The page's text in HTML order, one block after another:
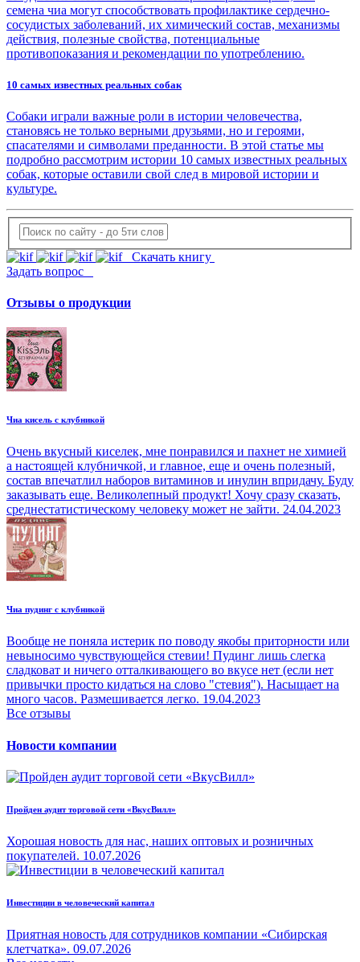
семена чиа могут способствовать профилактике сердечно-
сосудистых заболеваний, их химический состав, механизмы
действия, полезные свойства, потенциальные
противопоказания и рекомендации по употреблению.
10 самых известных реальных собак
Собаки играли важные роли в истории человечества,
становясь не только верными друзьями, но и героями,
спасателями и символами преданности. В этой статье мы
подробно рассмотрим истории 10 самых известных реальных
собак, которые оставили свой след в мировой истории и
культуре.
Скачать книгу
Задать вопрос
Отзывы о продукции
Чиа кисель с клубникой
Очень вкусный киселек, мне понравился и пахнет не химией
а настоящей клубничкой, и главное, еще и очень полезный,
состав впечатлил наборов витаминов и инулин впридачу. Буду
заказывать еще. Великолепный продукт! Хочу сразу сказать,
среднестатистическому человеку может не зайти. 24.04.2023
Чиа пудинг с клубникой
Вообще не поняла истерик по поводу якобы приторности или
невыносимо чувствующейся стевии! Пудинг лишь слегка
сладковат и ничего отталкивающего во вкусе нет (если нет
привычки просто кидаться на слово "стевия"). Насыщает на
много часов. Размешивается легко. 19.04.2023
Все отзывы
Новости компании
Пройден аудит торговой сети «ВкусВилл»
Хорошая новость для нас, наших оптовых и розничных
покупателей. 10.07.2026
Инвестиции в человеческий капитал
Приятная новость для сотрудников компании «Сибирская
клетчатка». 09.07.2026